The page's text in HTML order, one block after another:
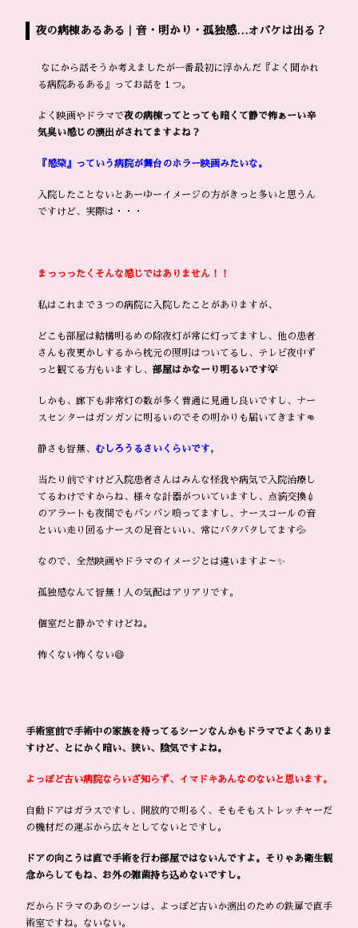
夜の病棟あるある｜音・明かり・孤独感…オバケは出る？
なにから話そうか考えましたが一番最初に浮かんだ『よく聞かれ
る病院あるある』ってお話を１つ。
よく映画やドラマで夜の病棟ってとっても暗くて静で怖ぁーい辛
気臭い感じの演出がされてますよね？
『感染』っていう病院が舞台のホラー映画みたいな。
入院したことないとあーゆーイメージの方がきっと多いと思うん
ですけど、実際は・・・
まっっったくそんな感じではありません！！
私はこれまで３つの病院に入院したことがありますが、
どこも部屋は結構明るめの除夜灯が常に灯ってますし、他の患者
さんも夜更かしするから枕元の照明はついてるし、テレビ夜中ず
っと観てる方もいますし、部屋はかなーり明るいです💡
しかも、廊下も非常灯の数が多く普通に見通し良いですし、ナー
スセンターはガンガンに明るいのでその明かりも届いてきます👊
静さも皆無、 むしろうるさいくらいです。
当たり前ですけど入院患者さんはみんな怪我や病気で入院治療し
てるわけですからね、様々な計器がついていますし、点滴交換💉
のアラートも夜間でもバンバン鳴ってますし、ナースコールの音
といい走り回るナースの足音といい、常にバタバタしてます💦
なので、全然映画やドラマのイメージとは違いますよ～✨
孤独感なんて皆無！人の気配はアリアリです。
個室だと静かですけどね。
怖くない怖くない😄
手術室前で手術中の家族を待ってるシーンなんかもドラマでよくありま
すけど、とにかく暗い、狭い、陰気ですよね。
よっぽど古い病院ならいざ知らず、イマドキあんなのないと思います。
自動ドアはガラスですし、開放的で明るく、そもそもストレッチャーだ
の機材だの運ぶから広々としてないとですし。
ドアの向こうは直で手術を行わ部屋ではないんですよ。そりゃあ衛生観
念からしてもね、お外の雑菌持ち込めないですし。
だからドラマのあのシーンは、よっぽど古いか演出のための鉄扉で直手
術室ですね。ないない。